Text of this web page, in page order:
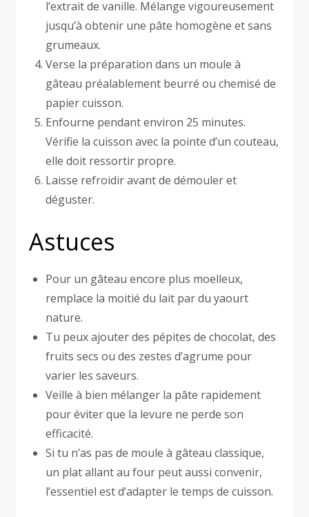
l’extrait de vanille. Mélange vigoureusement
jusqu’à obtenir une pâte homogène et sans
grumeaux.
Verse la préparation dans un moule à
gâteau préalablement beurré ou chemisé de
papier cuisson.
Enfourne pendant environ 25 minutes.
Vérifie la cuisson avec la pointe d’un couteau,
elle doit ressortir propre.
Laisse refroidir avant de démouler et
déguster.
Astuces
Pour un gâteau encore plus moelleux,
remplace la moitié du lait par du yaourt
nature.
Tu peux ajouter des pépites de chocolat, des
fruits secs ou des zestes d’agrume pour
varier les saveurs.
Veille à bien mélanger la pâte rapidement
pour éviter que la levure ne perde son
efficacité.
Si tu n’as pas de moule à gâteau classique,
un plat allant au four peut aussi convenir,
l’essentiel est d’adapter le temps de cuisson.